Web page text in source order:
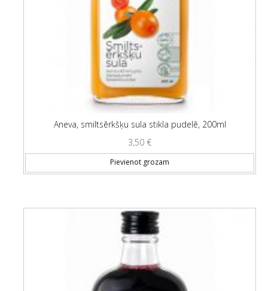
Aneva, smiltsērkšķu sula stikla pudelē, 200ml
3,50 €
Pievienot grozam